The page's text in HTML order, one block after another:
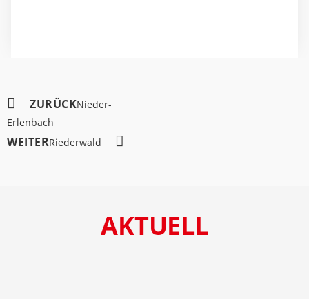
ZURÜCKNieder-
Erlenbach
WEITERRiederwald
AKTUELL